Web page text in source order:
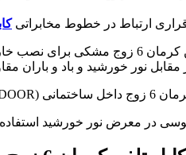
ارتباط در خطوط مخابراتی
نور خورشید و باد و باران
در معرض نور خورشید